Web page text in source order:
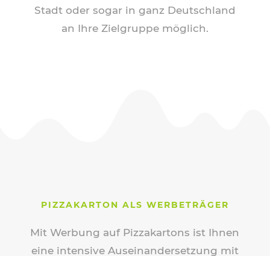
Stadt oder sogar in ganz Deutschland
an Ihre Zielgruppe möglich.
PIZZAKARTON ALS WERBETRÄGER
Mit Werbung auf Pizzakartons ist Ihnen
eine intensive Auseinandersetzung mit